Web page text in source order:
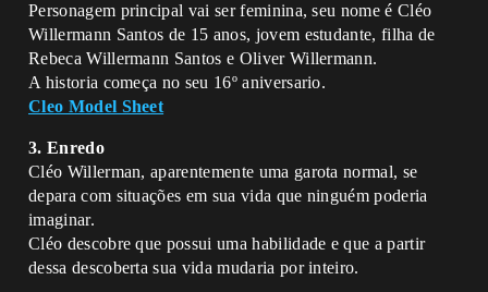
Personagem principal vai ser feminina, seu nome é Cléo
Willermann Santos de 15 anos, jovem estudante, filha de
Rebeca Willermann Santos e Oliver Willermann.
A historia começa no seu 16º aniversario.
Cleo Model Sheet
3. Enredo
Cléo Willerman, aparentemente uma garota normal, se
depara com situações em sua vida que ninguém poderia
imaginar.
Cléo descobre que possui uma habilidade e que a partir
dessa descoberta sua vida mudaria por inteiro.